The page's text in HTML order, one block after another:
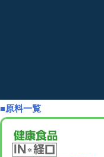
■原料一覧